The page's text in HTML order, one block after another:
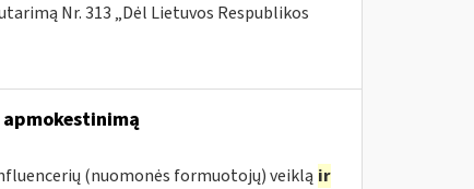
Nr. 313 „Dėl Lietuvos Respublikos
(nuomonės formuotojų) veiklą ir